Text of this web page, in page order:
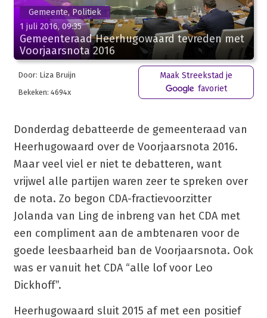
Gemeente, Politiek
1 juli 2016, 09:35
Gemeenteraad Heerhugowaard tevreden met
Voorjaarsnota 2016
Door: Liza Bruijn
Bekeken: 4694x
Maak Streekstad je
favoriet
Donderdag debatteerde de gemeenteraad van
Heerhugowaard over de Voorjaarsnota 2016.
Maar veel viel er niet te debatteren, want
vrijwel alle partijen waren zeer te spreken over
de nota. Zo begon CDA-fractievoorzitter
Jolanda van Ling de inbreng van het CDA met
een compliment aan de ambtenaren voor de
goede leesbaarheid ban de Voorjaarsnota. Ook
was er vanuit het CDA “alle lof voor Leo
Dickhoff”.
Heerhugowaard sluit 2015 af met een positief